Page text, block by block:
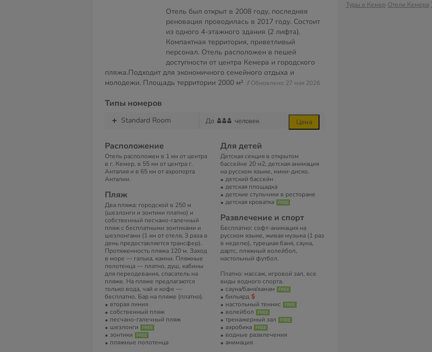
Отель был открыт в 2008 году, последняя
реновация проводилась в 2017 году. Состоит
из одного 4-этажного здания (2 лифта).
Компактная территория, приветливый
персонал. Отель расположен в пешей
доступности от центра Кемера и городского
пляжа.Подходит для экономичного семейного отдыха и
молодежи. Площадь территории 2000 м² // Обновлено 27 мая 2026
Типы номеров
Standard Room До человек Цена
Расположение
Отель расположен в 1 км от центра
в г. Кемер, в 55 км от центра г.
Анталия и в 65 км от аэропорта
Анталии.
Пляж
Два пляжа: городской в 250 м
(шезлонги и зонтики платно) и
собственный песчано-галечный
пляж с бесплатными зонтиками и
шезлонгами (1 км от отеля, 3 раза в
день предоставляется трансфер).
Протяженность пляжа 120 м. Заход
в море — галька, камни. Пляжные
полотенца — платно, душ, кабины
для переодевания, спасатель на
пляже. На пляже предлагаются
только вода, чай и кофе —
бесплатно. Бар на пляже (платно).
вторая линия
собственный пляж
песчано-галечный пляж
шезлонги
зонтики
пляжные полотенца
Для детей
Детская секция в открытом
бассейне 20 м2, детская анимация
на русском языке, мини-диско.
детский бассейн
детская площадка
детские стульчики в ресторане
детская кроватка
Развлечение и спорт
Бесплатно: софт-анимация на
русском языке, живая музыка (1 раз
в неделю), турецкая баня, сауна,
дартс, пляжный волейбол,
настольный футбол.
Платно: массаж, игровой зал, все
виды водного спорта.
сауна/баня/хамам
бильярд
настольный теннис
волейбол
тренажерный зал
аэробика
водные развлечения
анимация
Туры в Кемер Отели Кемера